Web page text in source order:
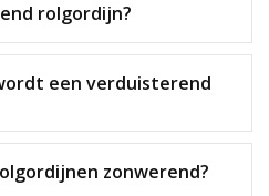
rolgordijn?
een verduisterend
zonwerend?